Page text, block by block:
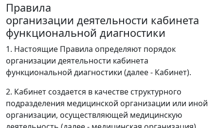
Правила
организации деятельности кабинета
функциональной диагностики
1. Настоящие Правила определяют порядок
организации деятельности кабинета
функциональной диагностики (далее - Кабинет).
2. Кабинет создается в качестве структурного
подразделения медицинской организации или иной
организации, осуществляющей медицинскую